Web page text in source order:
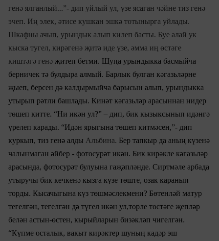
генә ялганлый...”- дип уйлый ул, үзе ясаган чәйне тиз генә
эчеп. Иң элек, әтисе кушкан эшкә тотынырга уйлады.
Шкафны ачып, урындык алып килеп басты. Буе алай ук
кыска тугел, кирәгенә җитә иде үзе, әмма иң өстәге
киштәгә генә җитеп бетми. Шуңа урындыкка басмыйча
берничек тә булдыра алмый. Барлык булган кәгазьләрне
җыеп, берсен дә калдырмыйча барысын алып, урындыкка
утырып рәтли башлады. Кинәт кәгазьләр арасыннан нидер
төшеп китте. “Ни икән ул?” – дип, бик кызыксынып идәнгә
үрелеп карады. “Идән ярыгына төшеп китмәсен,”- дип
куркып, тиз генә алды Альбина. Бер тапкыр да аның күзенә
чалынмаган әйбер - фотосурәт икән. Бик кирәкле кәгазьләр
арасында, фотосурәт булуына гаҗәпләнде. Сиртмәле арбада
утыручы бик кечкенә кызга күзе төште, озак каранып
торды. Кысачыгына күз төшмәслекмени? Бөтенләй матур
тегелгән, тегелгән дә түгел икән ул,төрле төстәге җепләр
белән астын-өстен, кырыйларын бизәкләп чигелгән.
“Күпме осталык, вакыт кирәктер шуның кадәр эш